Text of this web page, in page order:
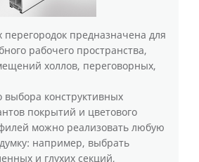
предназначена для
рабочего пространства,
холлов, переговорных,
выбора конструктивных
покрытий и цветового
можно реализовать любую
например, выбрать
и глухих секций,